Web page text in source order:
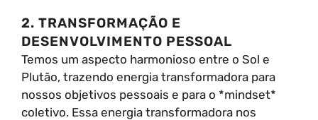
2. TRANSFORMAÇÃO E
DESENVOLVIMENTO PESSOAL
Temos um aspecto harmonioso entre o Sol e
Plutão, trazendo energia transformadora para
nossos objetivos pessoais e para o *mindset*
coletivo. Essa energia transformadora nos